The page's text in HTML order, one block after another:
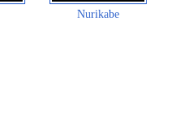
Nurikabe